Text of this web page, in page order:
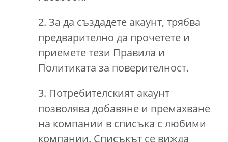
2. За да създадете акаунт, трябва
предварително да прочетете и
приемете тези Правила и
Политиката за поверителност.
3. Потребителският акаунт
позволява добавяне и премахване
на компании в списъка с любими
компании. Списъкът се вижда